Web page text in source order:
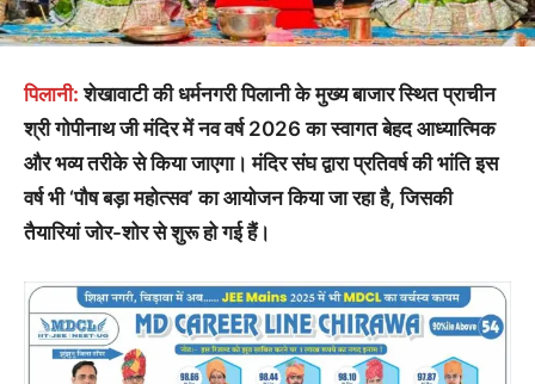
पिलानी: शेखावाटी की धर्मनगरी पिलानी के मुख्य बाजार स्थित प्राचीन
श्री गोपीनाथ जी मंदिर में नव वर्ष 2026 का स्वागत बेहद आध्यात्मिक
और भव्य तरीके से किया जाएगा। मंदिर संघ द्वारा प्रतिवर्ष की भांति इस
वर्ष भी ‘पौष बड़ा महोत्सव’ का आयोजन किया जा रहा है, जिसकी
तैयारियां जोर-शोर से शुरू हो गई हैं।